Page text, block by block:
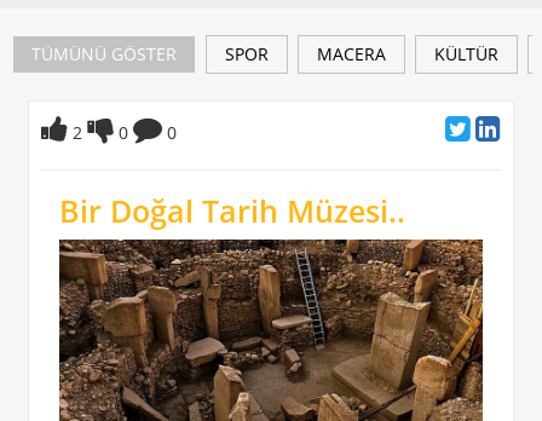
TÜMÜNÜ GÖSTER SPOR MACERA KÜLTÜR
2 0 0
Bir Doğal Tarih Müzesi..